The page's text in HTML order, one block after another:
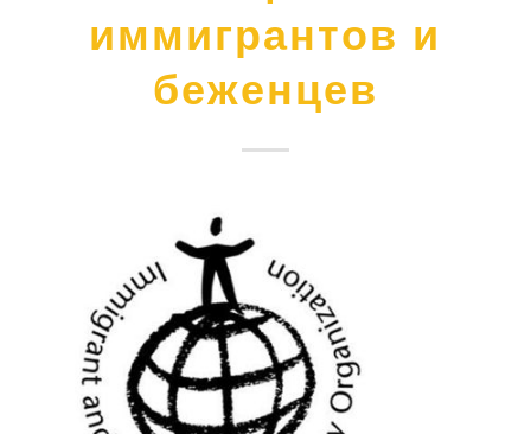
иммигрантов и
беженцев